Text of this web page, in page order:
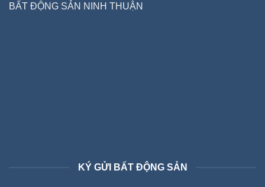
BẤT ĐỘNG SẢN NINH THUẬN
KÝ GỬI BẤT ĐỘNG SẢN